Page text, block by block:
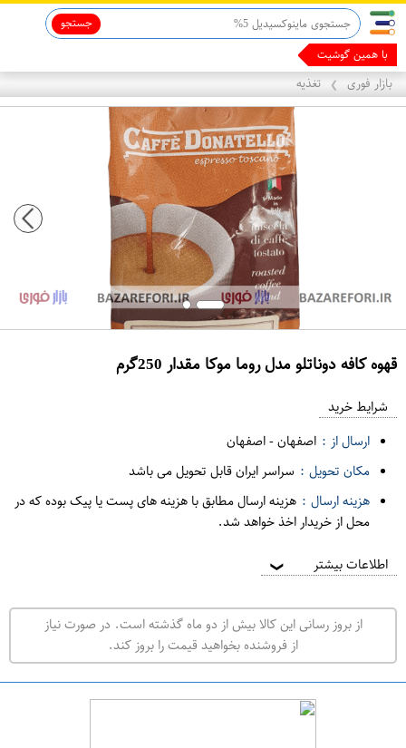
جستجو
با همین گوشیت پول در
بازار فوری ❯ تغذیه
قهوه کافه دوناتلو مدل روما موکا مقدار 250گرم
ر
ت
ه
ر
ا
شرایط خرید
ارسال از : اصفهان-اصفهان
مکان تحویل : سراسر ایران قابل تحویل می باشد
هزینه ارسال : هزینه ارسال مطابق با هزینه های پست یا پیک بوده که در
محل از خریدار اخذ خواهد شد.
اطلاعات بیشتر ❯
از بروز رسانی این کالا بیش از دو ماه گذشته است. در صورت نیاز
از فروشنده بخواهید قیمت را بروز کند.